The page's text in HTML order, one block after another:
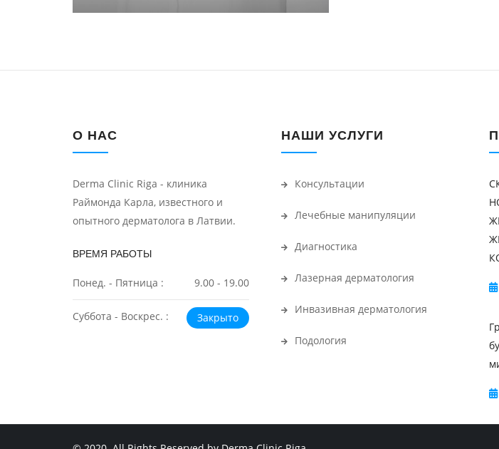
О НАС
Derma Clinic Riga - клиника
Раймонда Карла, известного и
опытного дерматолога в Латвии.
ВРЕМЯ РАБОТЫ
Понед. - Пятница : 9.00 - 19.00
Суббота - Воскрес. : Закрыто
НАШИ УСЛУГИ
Консультации
Лечебные манипуляции
Диагностика
Лазерная дерматология
Инвазивная дерматология
Подология